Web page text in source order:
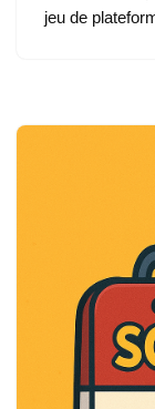
jeu de